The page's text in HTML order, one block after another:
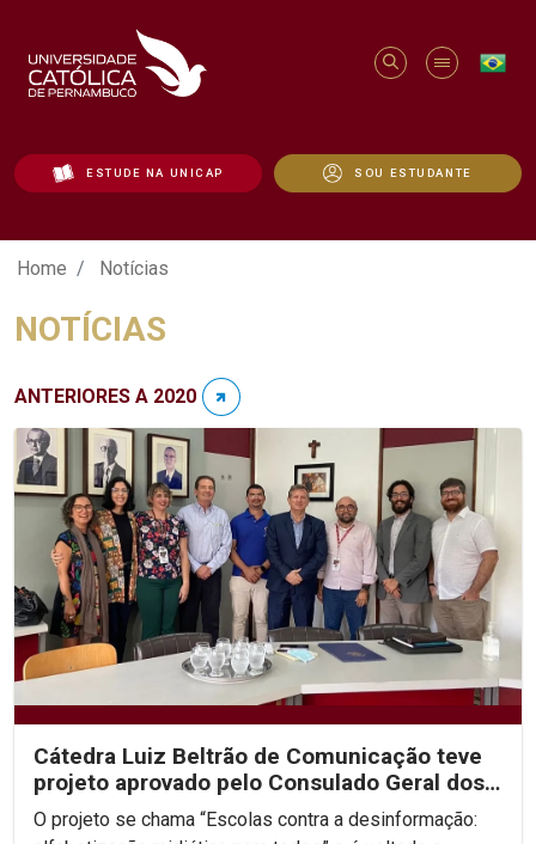
ESTUDE NA UNICAP SOU ESTUDANTE
Notícias - Unicap
Home Notícias
NOTÍCIAS
ANTERIORES A 2020
Cátedra Luiz Beltrão de Comunicação teve
projeto aprovado pelo Consulado Geral dos
EUA no Recife
O projeto se chama “Escolas contra a desinformação: